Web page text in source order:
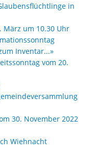
in
März um 10.30 Uhr
Inventar...»
vom 20.
30. November 2022
Wiehnacht